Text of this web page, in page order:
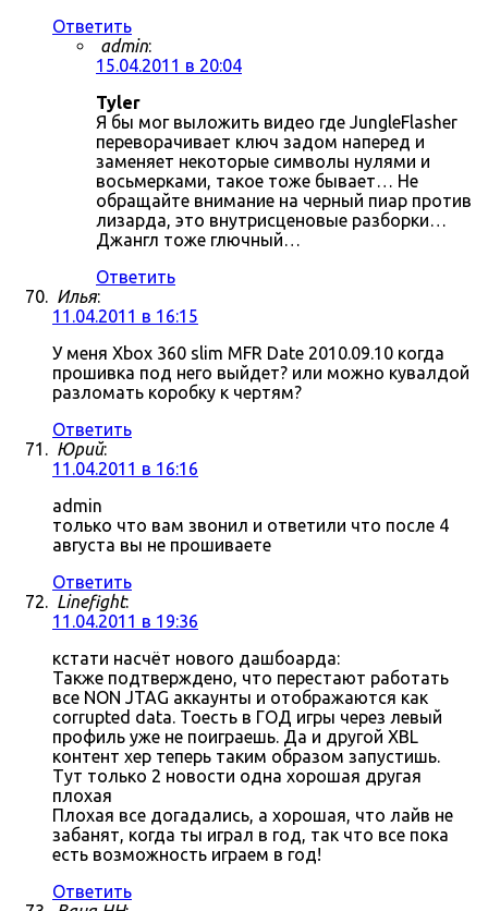
Ответить
admin:
15.04.2011 в 20:04
Tyler
Я бы мог выложить видео где JungleFlasher
переворачивает ключ задом наперед и
заменяет некоторые символы нулями и
восьмерками, такое тоже бывает… Не
обращайте внимание на черный пиар против
лизарда, это внутрисценовые разборки…
Джангл тоже глючный…
Ответить
Илья:
11.04.2011 в 16:15
У меня Xbox 360 slim MFR Date 2010.09.10 когда
прошивка под него выйдет? или можно кувалдой
разломать коробку к чертям?
Ответить
Юрий:
11.04.2011 в 16:16
admin
только что вам звонил и ответили что после 4
августа вы не прошиваете
Ответить
Linefight:
11.04.2011 в 19:36
кстати насчёт нового дашбоарда:
Также подтверждено, что перестают работать
все NON JTAG аккаунты и отображаются как
corrupted data. Тоесть в ГОД игры через левый
профиль уже не поиграешь. Да и другой XBL
контент хер теперь таким образом запустишь.
Тут только 2 новости одна хорошая другая
плохая
Плохая все догадались, а хорошая, что лайв не
забанят, когда ты играл в год, так что все пока
есть возможность играем в год!
Ответить